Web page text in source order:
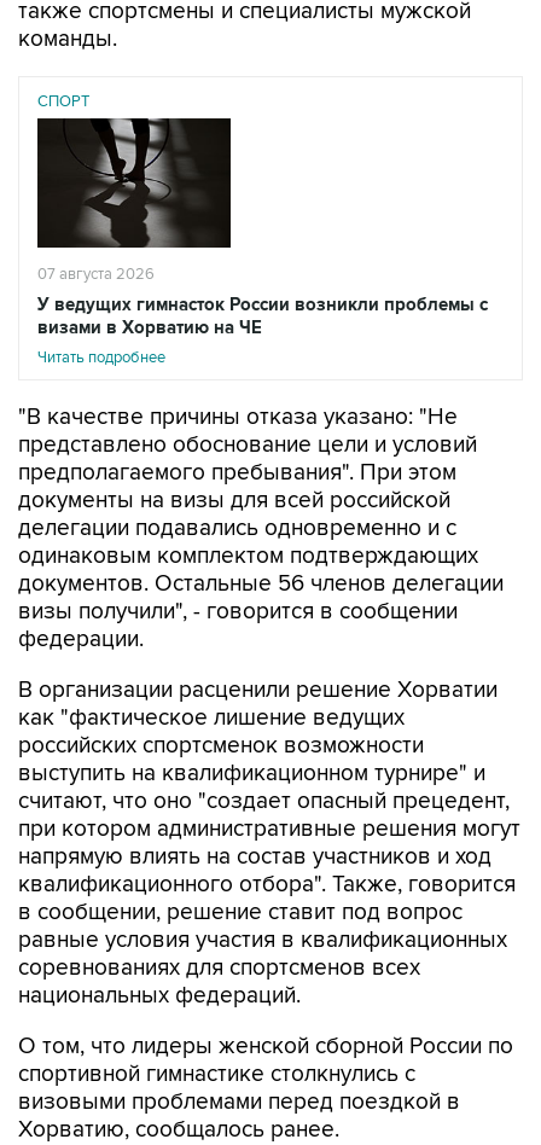
также спортсмены и специалисты мужской
команды.
СПОРТ
07 августа 2026
У ведущих гимнасток России возникли проблемы с
визами в Хорватию на ЧЕ
Читать подробнее
"В качестве причины отказа указано: "Не
представлено обоснование цели и условий
предполагаемого пребывания". При этом
документы на визы для всей российской
делегации подавались одновременно и с
одинаковым комплектом подтверждающих
документов. Остальные 56 членов делегации
визы получили", - говорится в сообщении
федерации.
В организации расценили решение Хорватии
как "фактическое лишение ведущих
российских спортсменок возможности
выступить на квалификационном турнире" и
считают, что оно "создает опасный прецедент,
при котором административные решения могут
напрямую влиять на состав участников и ход
квалификационного отбора". Также, говорится
в сообщении, решение ставит под вопрос
равные условия участия в квалификационных
соревнованиях для спортсменов всех
национальных федераций.
О том, что лидеры женской сборной России по
спортивной гимнастике столкнулись с
визовыми проблемами перед поездкой в
Хорватию, сообщалось ранее.